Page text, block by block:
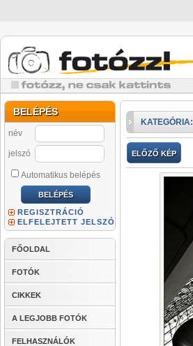
BELÉPÉS
név
jelszó
Automatikus belépés
REGISZTRÁCIÓ
ELFELEJTETT JELSZÓ
FŐOLDAL
FOTÓK
CIKKEK
A LEGJOBB FOTÓK
FELHASZNÁLÓK
KATEGÓRIA:
ELŐZŐ KÉP